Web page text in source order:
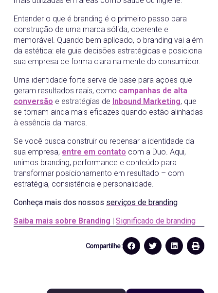
Entender o que é branding é o primeiro passo para
construção de uma marca sólida, coerente e
memorável. Quando bem aplicado, o branding vai além
da estética: ele guia decisões estratégicas e posiciona
sua empresa de forma clara na mente do consumidor.
Uma identidade forte serve de base para ações que
geram resultados reais, como campanhas de alta
conversão e estratégias de Inbound Marketing, que
se tornam ainda mais eficazes quando estão alinhadas
à essência da marca.
Se você busca construir ou repensar a identidade da
sua empresa, entre em contato com a Duo. Aqui,
unimos branding, performance e conteúdo para
transformar posicionamento em resultado – com
estratégia, consistência e personalidade.
Conheça mais dos nossos serviços de branding
Saiba mais sobre Branding | Significado de branding
Compartilhe :